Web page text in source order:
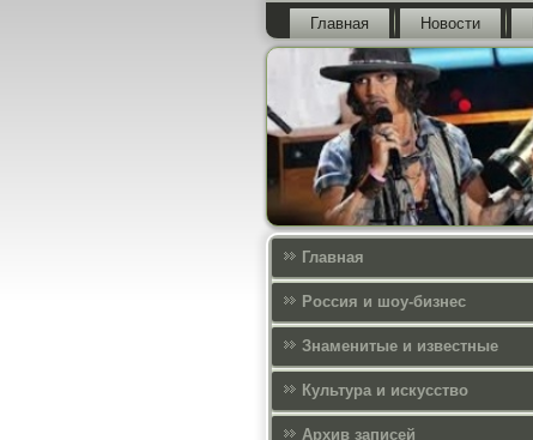
Главная Новости
Главная
Россия и шоу-бизнес
Знаменитые и известные
Культура и искусcтво
Архив записей